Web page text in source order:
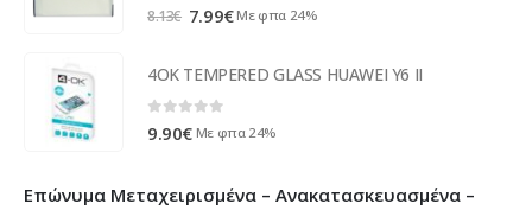
0 out of 5
8.13€ Original
8.13€.
7.99€Η
είναι:
Με φπα 24%
4OK TEMPERED GLASS HUAWEI Y6 II
0 out of 5
9.90€ Με φπα 24%
Επώνυμα Μεταχειρισμένα – Ανακατασκευασμένα –